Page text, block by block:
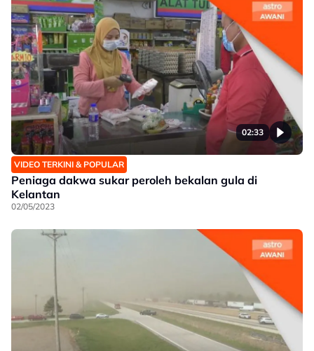
02:33
VIDEO TERKINI & POPULAR
Peniaga dakwa sukar peroleh bekalan gula di
Kelantan
02/05/2023